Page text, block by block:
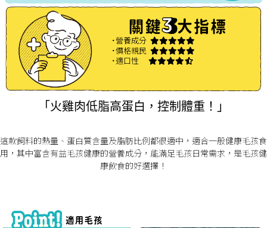
˙營養成分
˙價格親民
˙適口性
「火雞肉低脂高蛋白，控制體重！」
這款飼料的熱量、蛋白質含量及脂肪比例都很適中，適合一般健康毛孩食
用，其中富含有益毛孩健康的營養成分，能滿足毛孩日常需求，是毛孩健
康飲食的好選擇！